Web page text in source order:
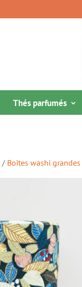
Thés parfumés
/ Boîtes washi grandes